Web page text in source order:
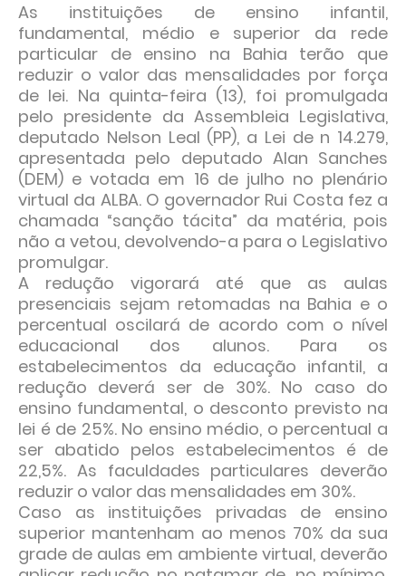
As instituições de ensino infantil,
fundamental, médio e superior da rede
particular de ensino na Bahia terão que
reduzir o valor das mensalidades por força
de lei. Na quinta-feira (13), foi promulgada
pelo presidente da Assembleia Legislativa,
deputado Nelson Leal (PP), a Lei de n 14.279,
apresentada pelo deputado Alan Sanches
(DEM) e votada em 16 de julho no plenário
virtual da ALBA. O governador Rui Costa fez a
chamada “sanção tácita” da matéria, pois
não a vetou, devolvendo-a para o Legislativo
promulgar.
A redução vigorará até que as aulas
presenciais sejam retomadas na Bahia e o
percentual oscilará de acordo com o nível
educacional dos alunos. Para os
estabelecimentos da educação infantil, a
redução deverá ser de 30%. No caso do
ensino fundamental, o desconto previsto na
lei é de 25%. No ensino médio, o percentual a
ser abatido pelos estabelecimentos é de
22,5%. As faculdades particulares deverão
reduzir o valor das mensalidades em 30%.
Caso as instituições privadas de ensino
superior mantenham ao menos 70% da sua
grade de aulas em ambiente virtual, deverão